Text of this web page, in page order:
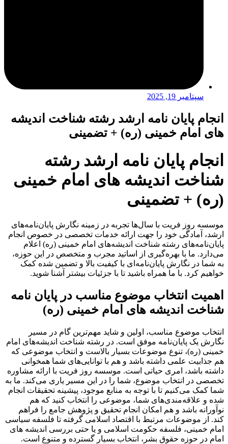
سپتامبر 19, 2025
انجام پایان نامه ارشد رشته شناخت اندیشه
های امام خمینی (ره) + تضمینی
انجام پایان نامه ارشد رشته
شناخت اندیشه های امام خمینی
(ره) + تضمینی
موسسه روز فریت با سال‌ها تجربه در زمینه نگارش پایان‌نامه‌های
ارشد، آمادگی خود را جهت ارائه خدمات تخصصی در خصوص انجام
پایان‌نامه‌های رشته شناخت اندیشه‌های امام خمینی (ره) اعلام
می‌دارد. ما با بهره‌گیری از اساتید مجرب و متخصص در این حوزه،
به شما در نگارش پایان‌نامه‌ای با کیفیت بالا و تضمین شده کمک
خواهیم کرد. با ما همراه باشید تا با جزئیات بیشتر آشنا شوید.
اهمیت انتخاب موضوع مناسب در پایان نامه
شناخت اندیشه های امام خمینی (ره)
انتخاب موضوع مناسب، اولین و شاید مهم‌ترین گام در مسیر
نگارش یک پایان‌نامه موفق است. در رشته شناخت اندیشه‌های امام
خمینی (ره)، تنوع موضوعات بسیار بالاست و انتخاب موضوعی که
هم جذابیت علمی داشته باشد و هم با توانایی‌های شما همخوانی
داشته باشد، امری حیاتی است. موسسه روز فریت با ارائه مشاوره
تخصصی در انتخاب موضوع، شما را در این مسیر یاری می‌کند. ما به
شما کمک می‌کنیم تا با توجه به منابع موجود، پیشینه تحقیقات انجام
شده و علاقه‌مندی‌های شما، موضوعی را انتخاب کنید که هم
نوآورانه باشد و هم امکان انجام تحقیق و پژوهش جامع را فراهم
کند. از موضوعات مرتبط با اقتصاد اسلامی گرفته تا فلسفه سیاسی
امام خمینی، فلسفه حکومت اسلامی و یا حتی بررسی اندیشه های
امام در حوزه حقوق بشر، انتخاب بسیار گسترده و متنوع است.